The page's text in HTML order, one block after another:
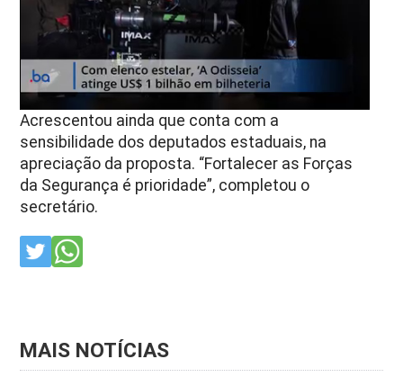
Acrescentou ainda que conta com a
sensibilidade dos deputados estaduais, na
apreciação da proposta. “Fortalecer as Forças
da Segurança é prioridade”, completou o
secretário.
MAIS NOTÍCIAS